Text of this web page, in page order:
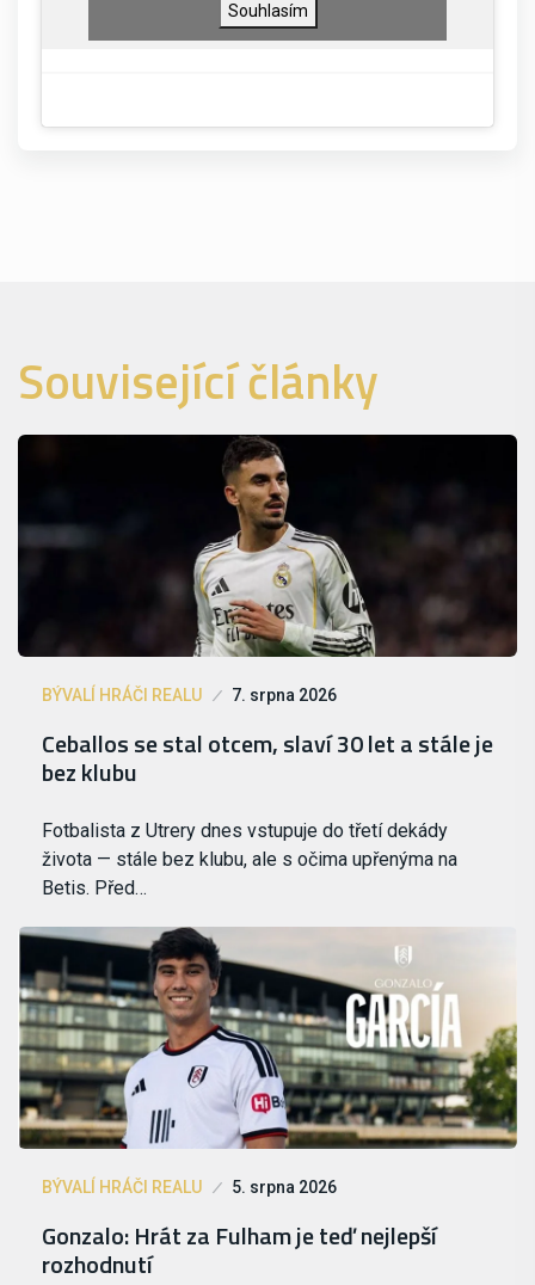
Souhlasím
Související články
BÝVALÍ HRÁČI REALU 7. srpna 2026
Ceballos se stal otcem, slaví 30 let a stále je
bez klubu
Fotbalista z Utrery dnes vstupuje do třetí dekády
života — stále bez klubu, ale s očima upřenýma na
Betis. Před…
BÝVALÍ HRÁČI REALU 5. srpna 2026
Gonzalo: Hrát za Fulham je teď nejlepší
rozhodnutí